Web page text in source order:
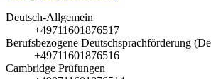
Deutsch-Allgemein
+49711601876517
Berufsbezogene Deutschsprachförderung
+49711601876516
Cambridge Prüfungen